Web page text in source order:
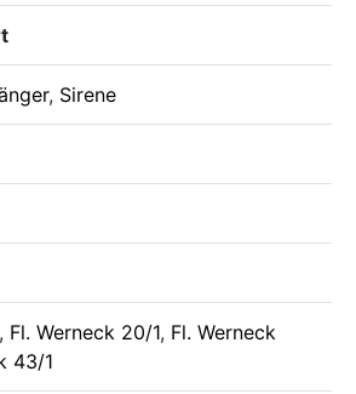
, Sirene
, Fl. Werneck 20/1, Fl. Werneck
43/1